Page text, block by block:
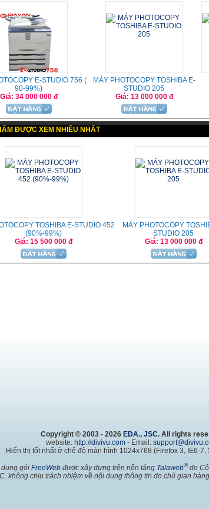
E-STUDIO 756 (
90-99%)
Giá: 34 000 000 đ
MÁY PHOTOCOPY TOSHIBA E-
STUDIO 205
Giá: 13 000 000 đ
ĐƯỢC XEM NHIỀU NHẤT
TOSHIBA E-STUDIO 452
(90%-99%)
Giá: 15 500 000 đ
MÁY PHOTOCOPY
STUDIO 205
Giá: 13 000 000 đ
Copyright © 2003 - 2026 EDA., JSC. All rights
website: http://divivu.com- Email:
Hiển thị tốt nhất ở chế độ màn hình 1024x768 (Firefox 3, IE6-7,
dụng gói FreeWeb được xây dựng trên nền tảng Talaweb©do
không chịu trách nhiệm về nội dung thông tin do chủ gian